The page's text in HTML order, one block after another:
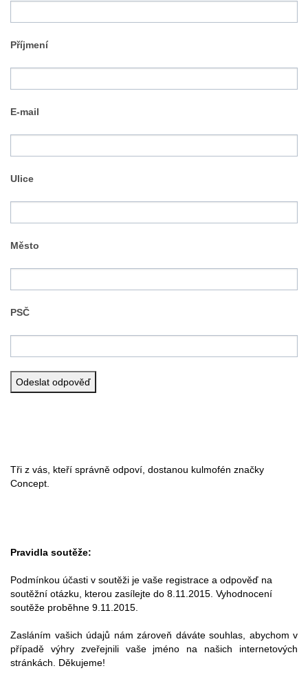
Příjmení
E-mail
Ulice
Město
PSČ
Tři z vás, kteří správně odpoví, dostanou kulmofén značky
Concept.
Pravidla soutěže:
Podmínkou účasti v soutěži je vaše registrace a odpověď na
soutěžní otázku, kterou zasílejte do 8.11.2015. Vyhodnocení
soutěže proběhne 9.11.2015.
Zasláním vašich údajů nám zároveň dáváte souhlas, abychom v
případě výhry zveřejnili vaše jméno na našich internetových
stránkách. Děkujeme!